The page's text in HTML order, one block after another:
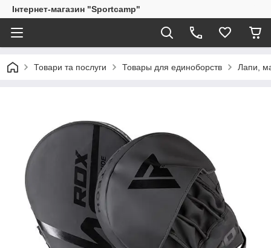
Інтернет-магазин "Sportcamp"
Товари та послуги Товары для единоборств Лапи,